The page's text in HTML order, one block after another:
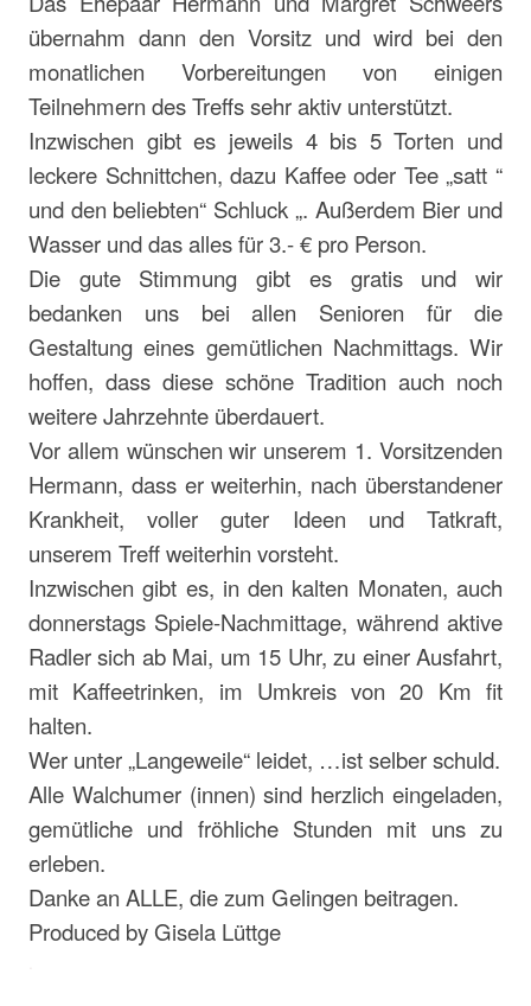
übernahm dann den Vorsitz und wird bei den
monatlichen Vorbereitungen von einigen
Teilnehmern des Treffs sehr aktiv unterstützt.
Inzwischen gibt es jeweils 4 bis 5 Torten und
leckere Schnittchen, dazu Kaffee oder Tee „satt “
und den beliebten“ Schluck „. Außerdem Bier und
Wasser und das alles für 3.- € pro Person.
Die gute Stimmung gibt es gratis und wir
bedanken uns bei allen Senioren für die
Gestaltung eines gemütlichen Nachmittags. Wir
hoffen, dass diese schöne Tradition auch noch
weitere Jahrzehnte überdauert.
Vor allem wünschen wir unserem 1. Vorsitzenden
Hermann, dass er weiterhin, nach überstandener
Krankheit, voller guter Ideen und Tatkraft,
unserem Treff weiterhin vorsteht.
Inzwischen gibt es, in den kalten Monaten, auch
donnerstags Spiele-Nachmittage, während aktive
Radler sich ab Mai, um 15 Uhr, zu einer Ausfahrt,
mit Kaffeetrinken, im Umkreis von 20 Km fit
halten.
Wer unter „Langeweile“ leidet, …ist selber schuld.
Alle Walchumer (innen) sind herzlich eingeladen,
gemütliche und fröhliche Stunden mit uns zu
erleben.
Danke an ALLE, die zum Gelingen beitragen.
Produced by Gisela Lüttge